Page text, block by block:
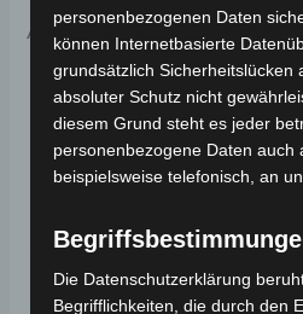
Ähnliche Produkte
personenbezogenen Daten
können Internetbasierte
grundsätzlich Sicherheitslücken
absoluter Schutz nicht
diesem Grund steht es jeder
personenbezogene Daten auch
beispielsweise telefonisch, an
Die Datenschutzerklärung
Begrifflichkeiten, die durch den